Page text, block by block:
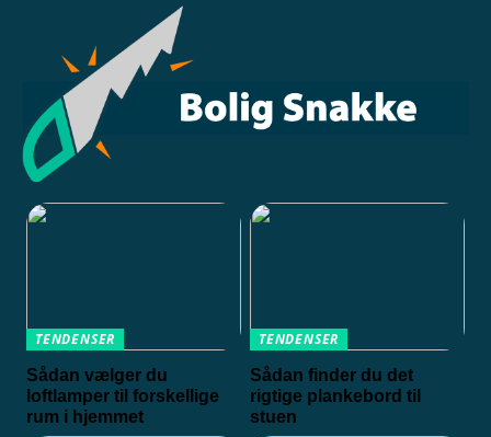
TENDENSER
Sådan vælger du
loftlamper til forskellige
rum i hjemmet
TENDENSER
Sådan finder du det
rigtige plankebord til
stuen